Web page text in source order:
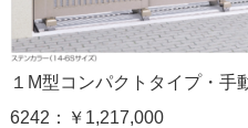
１M型コンパクトタイプ・手
6242：￥1,217,000